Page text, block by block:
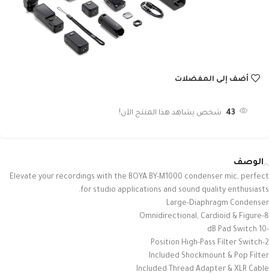
أضف إلى المفضلات
43 شخص يشاهد هذا المنتج الآن!
الوصف
Elevate your recordings with the BOYA BY-M1000 condenser mic, perfect
for studio applications and sound quality enthusiasts.
Large-Diaphragm Condenser
Omnidirectional, Cardioid & Figure-8
-10 dB Pad Switch
2-Position High-Pass Filter Switch
Included Shockmount & Pop Filter
Included Thread Adapter & XLR Cable